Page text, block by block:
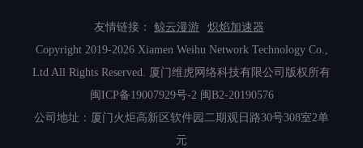
友情链接： 鲸云漫游
炽焰加速器
Copyright 2019-2026 Xiamen Weihu Network Technology Co.,
Ltd All Rights Reserved. 厦门维虎网络科技有限公司版权所有
闽ICP备19007929号-2 闽B2-20190576
公司地址：厦门火炬高新区软件园二期观日路30号308室2单
元